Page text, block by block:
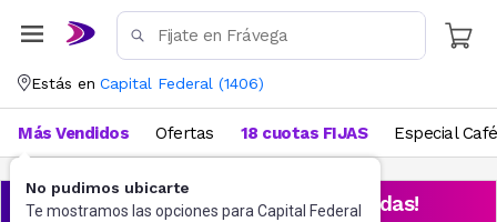
Estás en Capital Federal (1406)
No pudimos ubicarte
Te mostramos las opciones para Capital Federal
Más Vendidos Ofertas 18 cuotas FIJAS Especial Café
¡Aprovechá las ofertas destacadas!